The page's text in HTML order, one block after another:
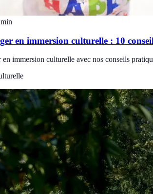
min
en immersion culturelle : 10
immersion culturelle avec nos conseils